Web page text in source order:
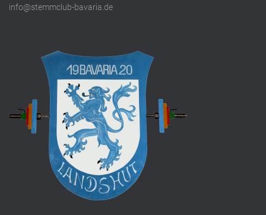
info@stemmclub-bavaria.de